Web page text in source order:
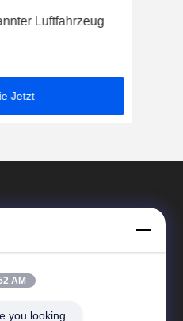
Luftfahrzeug
Jetzt
AM
you looking